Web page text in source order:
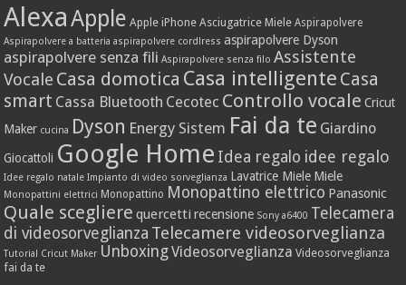
AlexaApple Apple iPhone Asciugatrice Miele Aspirapolvere
Aspirapolvere a batteria aspirapolvere cordlress aspirapolvere Dyson
aspirapolvere senza fili Aspirapolvere senza filo Assistente
Vocale Casa domotica Casa intelligente Casa
smart Cassa Bluetooth Cecotec Controllo vocale Cricut
Maker cucina Dyson Energy Sistem Fai da te Giardino
Giocattoli Google Home Idea regalo idee regalo
Idee regalo natale Impianto di video sorveglianza Lavatrice Miele Miele
Monopattini elettrici Monopattino Monopattino elettrico Panasonic
Quale scegliere quercetti recensione Sony a6400 Telecamera
di videosorveglianza Telecamere videosorveglianza
Tutorial Cricut Maker UnboxingVideosorveglianza Videosorveglianza
fai da te